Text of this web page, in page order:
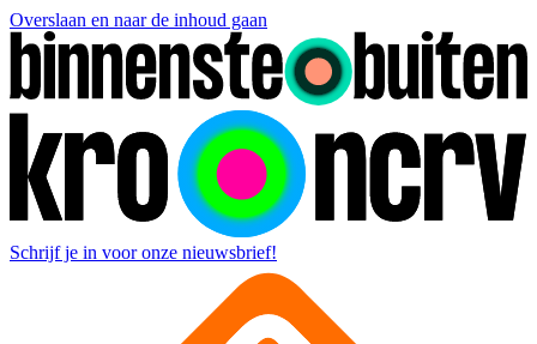
Overslaan en naar de inhoud gaan
Schrijf je in voor onze nieuwsbrief!